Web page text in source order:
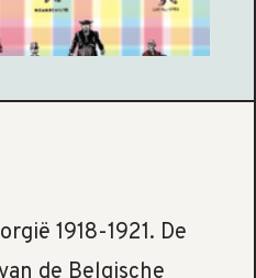
1918-1921. De